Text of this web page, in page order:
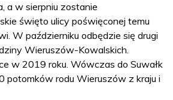
a w sierpniu zostanie
święto ulicy poświęconej temu
W październiku odbędzie się drugi
Wieruszów-Kowalskich.
w 2019 roku. Wówczas do Suwałk
potomków rodu Wieruszów z kraju i